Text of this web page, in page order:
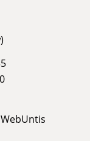
WebUntis